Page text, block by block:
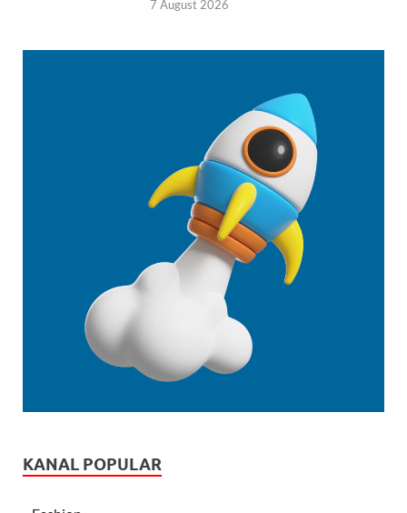
7 August 2026
KANAL POPULAR